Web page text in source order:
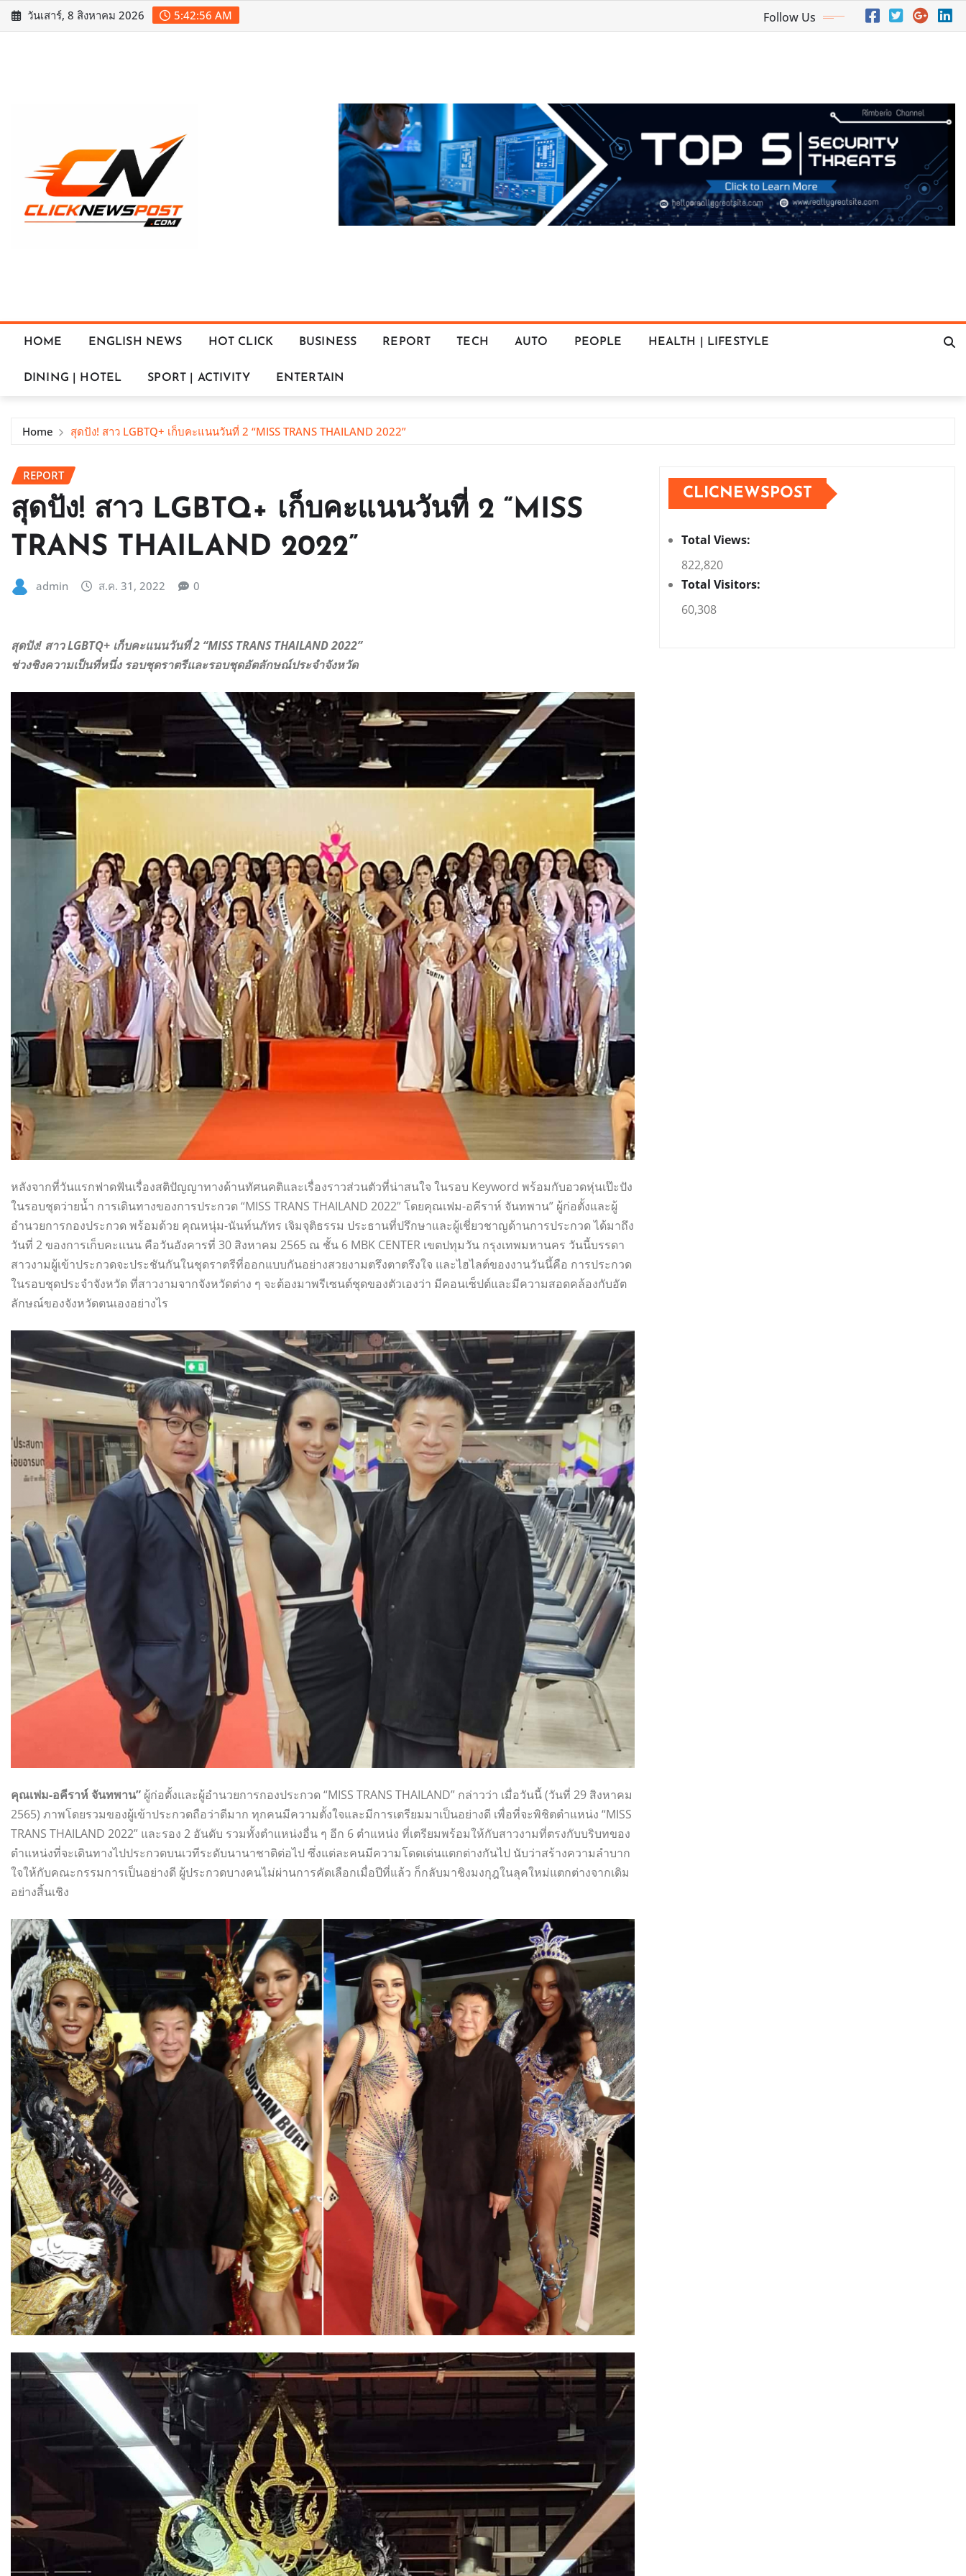
Skip
to
วันเสาร์, 8 สิงหาคม 2026 5:42:58 AM Follow Us
HOME ENGLISH NEWS HOT CLICK BUSINESS REPORT TECH AUTO PEOPLE HEALTH | LIFESTYLE
DINING | HOTEL SPORT | ACTIVITY ENTERTAIN
Home สุดปัง! สาว LGBTQ+ เก็บคะแนนวันที่ 2 “MISS TRANS THAILAND 2022”
REPORT
สุดปัง! สาว LGBTQ+ เก็บคะแนนวันที่ 2 “MISS
TRANS THAILAND 2022”
admin ส.ค. 31, 2022 0
สุดปัง! สาว LGBTQ+ เก็บคะแนนวันที่ 2 “MISS TRANS THAILAND 2022”
ช่วงชิงความเป็นที่หนึ่ง รอบชุดราตรีและรอบชุดอัตลักษณ์ประจำจังหวัด
หลังจากที่วันแรกฟาดฟันเรื่องสติปัญญาทางด้านทัศนคติและเรื่องราวส่วนตัวที่น่าสนใจ ในรอบ Keyword พร้อมกับอวดหุ่นเป๊ะปัง
ในรอบชุดว่ายน้ำ การเดินทางของการประกวด “MISS TRANS THAILAND 2022” โดยคุณเฟม-อคีราห์ จันทพาน” ผู้ก่อตั้งและผู้
อำนวยการกองประกวด พร้อมด้วย คุณหนุ่ม-นันท์นภัทร เจิมจุติธรรม ประธานที่ปรึกษาและผู้เชี่ยวชาญด้านการประกวด ได้มาถึง
วันที่ 2 ของการเก็บคะแนน คือวันอังคารที่ 30 สิงหาคม 2565 ณ ชั้น 6 MBK CENTER เขตปทุมวัน กรุงเทพมหานคร วันนี้บรรดา
สาวงามผู้เข้าประกวดจะประชันกันในชุดราตรีที่ออกแบบกันอย่างสวยงามตรึงตาตรึงใจ และไฮไลต์ของงานวันนึ้คือ การประกวด
ในรอบชุดประจำจังหวัด ที่สาวงามจากจังหวัดต่าง ๆ จะต้องมาพรีเซนต์ชุดของตัวเองว่า มีคอนเซ็ปต์และมีความสอดคล้องกับอัต
ลักษณ์ของจังหวัดตนเองอย่างไร
คุณเฟม-อคีราห์ จันทพาน” ผู้ก่อตั้งและผู้อำนวยการกองประกวด “MISS TRANS THAILAND” กล่าวว่า เมื่อวันนี้ (วันที่ 29 สิงหาคม
2565) ภาพโดยรวมของผู้เข้าประกวดถือว่าดีมาก ทุกคนมีความตั้งใจและมีการเตรียมมาเป็นอย่างดี เพื่อที่จะพิชิตตำแหน่ง “MISS
TRANS THAILAND 2022” และรอง 2 อันดับ รวมทั้งตำแหน่งอื่น ๆ อีก 6 ตำแหน่ง ที่เตรียมพร้อมให้กับสาวงามที่ตรงกับบริบทของ
ตำแหน่งที่จะเดินทางไปประกวดบนเวทีระดับนานาชาติต่อไป ซึ่งแต่ละคนมีความโดดเด่นแตกต่างกันไป นับว่าสร้างความลำบาก
ใจให้กับคณะกรรมการเป็นอย่างดี ผู้ประกวดบางคนไม่ผ่านการคัดเลือกเมื่อปีที่แล้ว ก็กลับมาชิงมงกุฎในลุคใหม่แตกต่างจากเดิม
อย่างสิ้นเชิง
CLICNEWSPOST
Total Views:
822,820
Total Visitors:
60,308